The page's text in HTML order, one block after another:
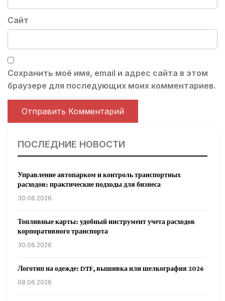
Сайт
Сохранить моё имя, email и адрес сайта в этом
браузере для последующих моих комментариев.
ПОСЛЕДНИЕ НОВОСТИ
Управление автопарком и контроль транспортных
расходов: практические подходы для бизнеса
30.06.2026
Топливные карты: удобный инструмент учета расходов
корпоративного транспорта
30.06.2026
Логотип на одежде: DTF, вышивка или шелкография 2026
08.06.2026